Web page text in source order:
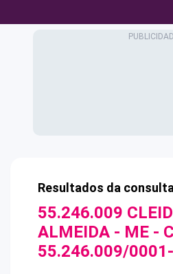
Resultados da
55.246.009
ALMEIDA - ME -
55.246.009/